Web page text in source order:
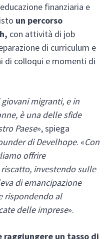
finanziaria e
un percorso
con attività di job
di curriculum e
di colloqui e momenti di
migranti, e in
è una delle sfide
Paese», spiega
di Develhope. «Con
offrire
investendo sulle
di emancipazione
rispondendo al
delle imprese».
un tasso di